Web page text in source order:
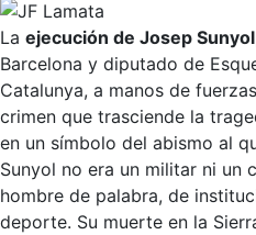
La ejecución de Josep Sunyol
Barcelona y diputado de
Catalunya, a manos de
crimen que trasciende la
en un símbolo del abismo al
Sunyol no era un militar ni un
hombre de palabra, de
deporte. Su muerte en la